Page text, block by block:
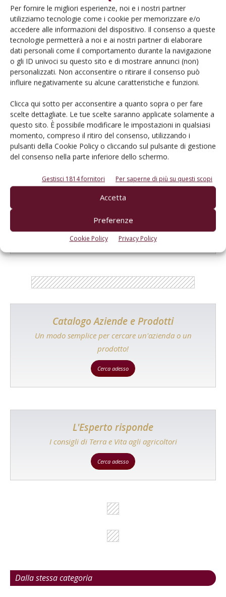
Per fornire le migliori esperienze, noi e i nostri partner
utilizziamo tecnologie come i cookie per memorizzare e/o
accedere alle informazioni del dispositivo. Il consenso a queste
tecnologie permetterà a noi e ai nostri partner di elaborare
dati personali come il comportamento durante la navigazione
o gli ID univoci su questo sito e di mostrare annunci (non)
personalizzati. Non acconsentire o ritirare il consenso può
influire negativamente su alcune caratteristiche e funzioni.
Clicca qui sotto per acconsentire a quanto sopra o per fare
scelte dettagliate. Le tue scelte saranno applicate solamente a
questo sito. È possibile modificare le impostazioni in qualsiasi
momento, compreso il ritiro del consenso, utilizzando i
pulsanti della Cookie Policy o cliccando sul pulsante di gestione
del consenso nella parte inferiore dello schermo.
Gestisci 1814 fornitori Per saperne di più su questi scopi
Accetta
Preferenze
Cookie Policy Privacy Policy
Salva il mio nome, email e sito web in questo browser per la
prossima volta che commento.
Tecniche, prodotti e servizi dalle aziende
Catalogo Aziende e Prodotti
Un modo semplice per cercare un'azienda o un
prodotto!
Cerca adesso
L'Esperto risponde
I consigli di Terra e Vita agli agricoltori
Cerca adesso
Dalla stessa categoria